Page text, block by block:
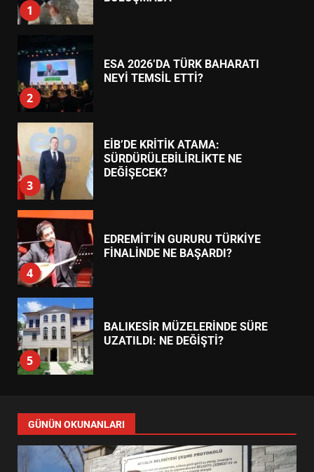
2
3
EİB’DE KRİTİK ATAMA:
SÜRDÜRÜLEBİLİRLİKTE NE
DEĞİŞECEK?
4
EDREMİT’İN GURURU TÜRKİYE
FİNALİNDE NE BAŞARDI?
5
BALIKESİR MÜZELERİNDE SÜRE
UZATILDI: NE DEĞİŞTİ?
6
BURHANİYE SATRANÇ
TURNUVASI KAYITLARI NEYİ
DEĞİŞTİRİYOR?
7
YENİ YÖNETİM NASIL
ŞEKİLLENDİ?
GÜNÜN OKUNANLARI